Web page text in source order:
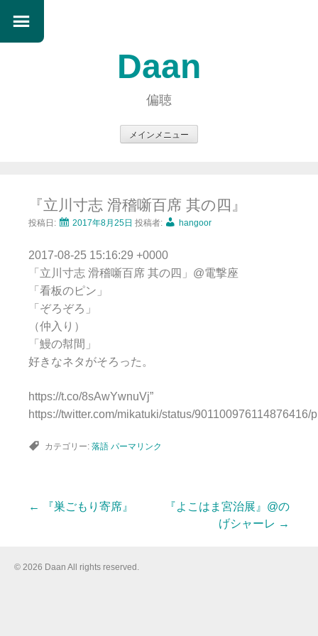
Daan
偏聴
メインメニュー
ン
ツ
ス
キ
ッ
プ
『立川寸志 滑稽噺百席 其の四』
投稿日: 2017年8月25日 投稿者: hangoor
2017-08-25 15:16:29 +0000
「立川寸志 滑稽噺百席 其の四」@電撃座
「看板のピン」
「ぞろぞろ」
（仲入り）
「鰻の幇間」
好きなネタがそろった。
https://t.co/8sAwYwnuVj”
https://twitter.com/mikatuki/status/901100976114876416/
カテゴリー: 落語 パーマリンク
投
稿
← 『巣ごもり寄席』
『よこはま宮治展』@の
げシャーレ →
© 2026 Daan All rights reserved.